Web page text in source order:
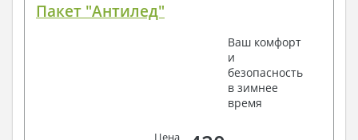
Пакет "Антилед"
Ваш комфорт
и
безопасность
в зимнее
время
Цена